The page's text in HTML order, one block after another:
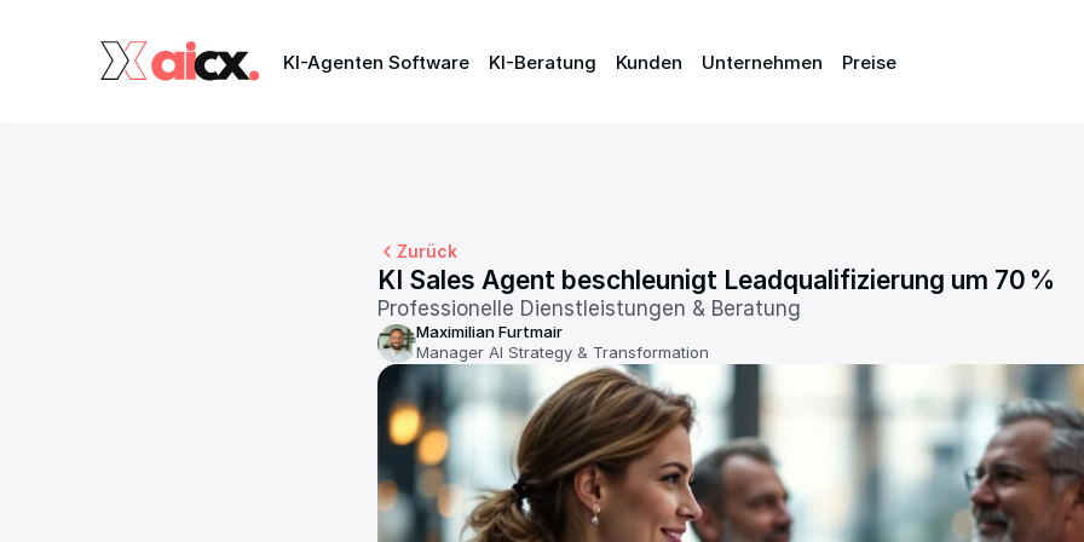
KI-Agenten Software KI-Beratung Kunden Unternehmen Preise
Zurück
KI Sales Agent beschleunigt Leadqualifizierung um 70 %
Professionelle Dienstleistungen & Beratung
Maximilian Furtmair
Manager AI Strategy & Transformation
KI-Agenten Software KI-Beratung Kunden Unternehmen Preise